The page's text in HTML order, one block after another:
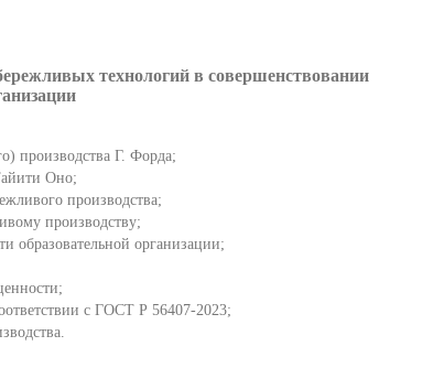
технологий в совершенствовании
производства Г. Форда;
Оно;
производства;
производству;
образовательной организации;
с ГОСТ Р 56407-2023;